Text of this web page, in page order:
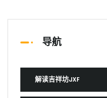
导航
解读吉祥坊JXF